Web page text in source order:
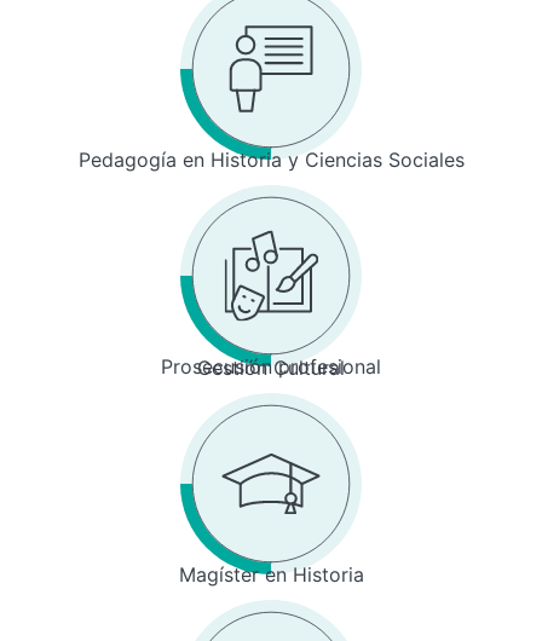
Pedagogía en Historia y Ciencias Sociales
Prosecusión profesional
Gestión Cultural
Magíster en Historia